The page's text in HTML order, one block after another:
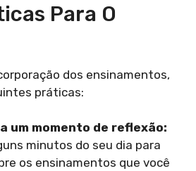
Para O
dos ensinamentos,
práticas:
um momento de reflexão:
minutos do seu dia para
os ensinamentos que você